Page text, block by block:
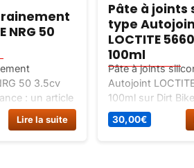
NRG 50
50 3.5cv
: un article
embrayage
Lire la suite
Pâte à joints
type
LOCTITE
100ml
Pâte à joints
Autojoint
100ml sur Dirt
article classé
/ piece moteur /
30,00€